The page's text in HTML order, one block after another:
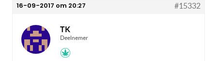
16-09-2017 om 20:27 #15332
TK
Deelnemer